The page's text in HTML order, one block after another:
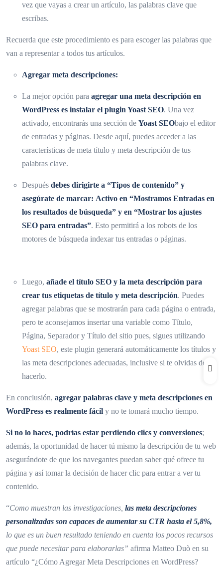
vez que vayas a crear un artículo, las palabras clave que
escribas.
Recuerda que este procedimiento es para escoger las palabras que
van a representar a todos tus artículos.
Agregar meta descripciones:
La mejor opción para agregar una meta descripción en
WordPress es instalar el plugin Yoast SEO. Una vez
activado, encontrarás una sección de Yoast SEObajo el editor
de entradas y páginas. Desde aquí, puedes acceder a las
características de meta título y meta descripción de tus
palabras clave.
Después debes dirigirte a “Tipos de contenido” y
asegúrate de marcar: Activo en “Mostramos Entradas en
los resultados de búsqueda” y en “Mostrar los ajustes
SEO para entradas”. Esto permitirá a los robots de los
motores de búsqueda indexar tus entradas o páginas.
Luego, añade el título SEO y la meta descripción para
crear tus etiquetas de título y meta descripción. Puedes
agregar palabras que se mostrarán para cada página o entrada,
pero te aconsejamos insertar una variable como Título,
Página, Separador y Título del sitio pues, sigues utilizando
Yoast SEO, este plugin generará automáticamente los títulos y
las meta descripciones adecuadas, inclusive si te olvidas de
hacerlo.
En conclusión, agregar palabras clave y meta descripciones en
WordPress es realmente fácil y no te tomará mucho tiempo.
Si no lo haces, podrías estar perdiendo clics y conversiones;
además, la oportunidad de hacer tú mismo la descripción de tu web
asegurándote de que los navegantes puedan saber qué ofrece tu
página y así tomar la decisión de hacer clic para entrar a ver tu
contenido.
“Como muestran las investigaciones, las meta descripciones
personalizadas son capaces de aumentar su CTR hasta el 5,8%,
lo que es un buen resultado teniendo en cuenta los pocos recursos
que puede necesitar para elaborarlas” afirma Matteo Duò en su
artículo “¿Cómo Agregar Meta Descripciones en WordPress?